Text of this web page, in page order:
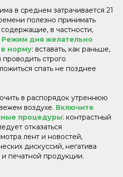
в среднем затрачивается 21
полезно принимать
в частности,
Режим дня желательно
норму: вставать, как раньше,
строго
спать не позднее
в распорядок утреннюю
воздухе. Включите
процедуры: контрастный
отказаться
лент и новостей,
дискуссий, негатива
печатной продукции.